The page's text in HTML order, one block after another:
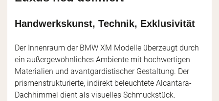
Handwerkskunst, Technik, Exklusivität
Der Innenraum der BMW XM Modelle überzeugt durch
ein außergewöhnliches Ambiente mit hochwertigen
Materialien und avantgardistischer Gestaltung. Der
prismenstrukturierte, indirekt beleuchtete Alcantara-
Dachhimmel dient als visuelles Schmuckstück.